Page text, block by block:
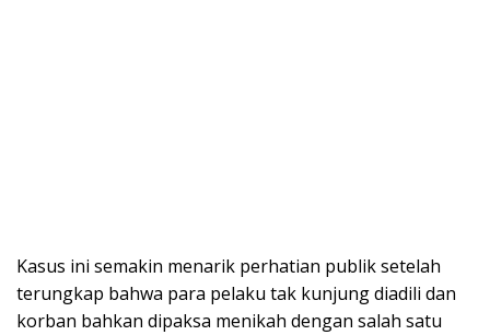
Kasus ini semakin menarik perhatian publik setelah
terungkap bahwa para pelaku tak kunjung diadili dan
korban bahkan dipaksa menikah dengan salah satu